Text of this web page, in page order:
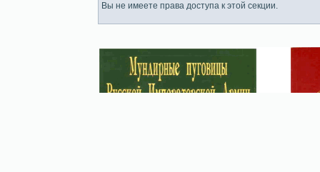
Вы не имеете права доступа к этой секции.